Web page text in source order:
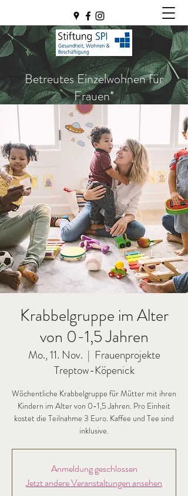
Betreutes Einzelwohnen für
Frauen*
Krabbelgruppe im Alter
von 0-1,5 Jahren
Mo., 11. Nov.
  |
Frauenprojekte
Treptow-Köpenick
Wöchentliche Krabbelgruppe für Mütter mit ihren
Kindern im Alter von 0-1,5 Jahren. Pro Einheit
kostet die Teilnahme 3 Euro. Kaffee und Tee sind
inklusive.
Anmeldung geschlossen
Jetzt andere Veranstaltungen ansehen